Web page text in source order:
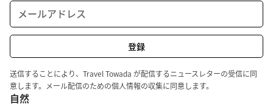
送信することにより、Travel Towada が配信するニュースレターの受信に同
意します。メール配信のための個人情報の収集に同意します。
自然